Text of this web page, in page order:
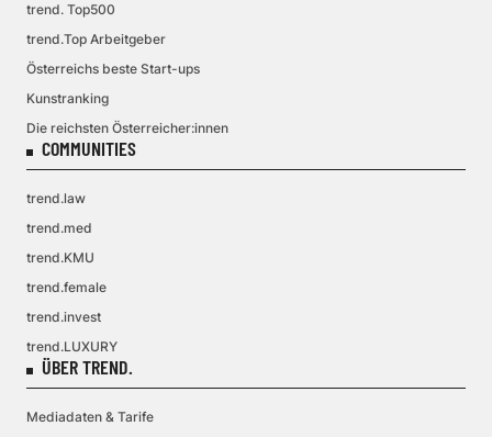
trend. Top500
trend.Top Arbeitgeber
Österreichs beste Start-ups
Kunstranking
Die reichsten Österreicher:innen
COMMUNITIES
trend.law
trend.med
trend.KMU
trend.female
trend.invest
trend.LUXURY
ÜBER TREND.
Mediadaten & Tarife